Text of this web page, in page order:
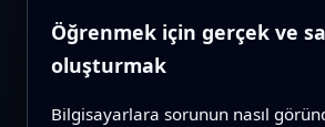
Öğrenmek için gerçek ve
oluşturmak
Bilgisayarlara sorunun nasıl